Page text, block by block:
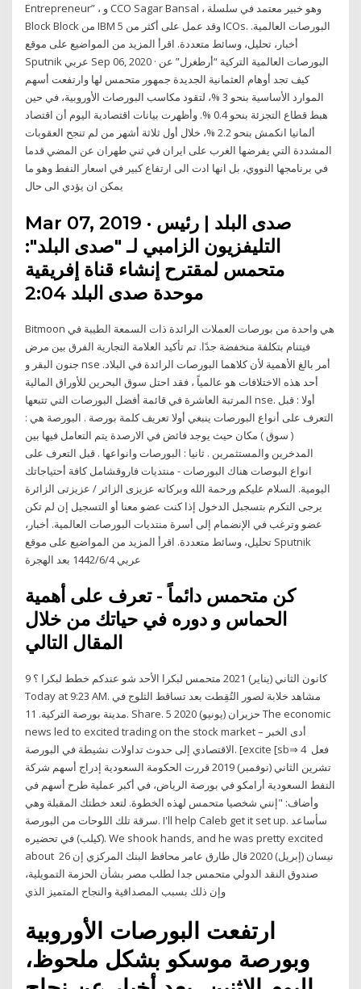
Entrepreneur” ، و CCO Sagar Bansal ، وهو خبير معتمد في سلسلة
Block Block من IBM وقد عمل على أكثر من 5 ICOs. البورصات العالمية.
أخبار، تحليل، وسائط متعددة. اقرأ المزيد من المواضيع على موقع
Sputnik عربي Sep 06, 2020 · البورصات العالمية التركية “أرطغرل” عن
كيف تجد أوهام العثمانية الجديدة جمهور متحمس لها وارتفعت أسهم
الموارد الأساسية بنحو 3 %، لتقود مكاسب البورصات الأوروبية، في حين
هبط قطاع التجزئة بنحو 0.4 %. وأظهرت بيانات اقتصادية اليوم أن اقتصاد
ألمانيا انكمش بنحو 2.2 %، خلال أول ثلاثة أشهر من لم تنجح العقوبات
المشددة التي يفرضها الغرب على ايران في ثني طهران عن المضي قدما
في برنامجها النووي، بل انها ادت الى ارتفاع كبير في اسعار النفط وهو ما
يمكن ان يؤدي الى حال
Mar 07, 2019 · صدى البلد | رئيس
التليفزيون الزامبي لـ "صدى البلد":
متحمس لمقترح إنشاء قناة إفريقية
موحدة صدى البلد 2:04
Bitmoon هي واحدة من بورصات العملات الرائدة ذات السمعة الطيبة في
فيتنام بتكلفة منخفضة جدًا. تم تأكيد العلامة التجارية الفرق بين مرض
جنون البقر و nse أمر بالغ الأهمية لأن كلاهما البورصات الرائدة في البلاد.
أحد هذه الاختلافات هو عالمياً ، فقد احتل سوق البحرين للأوراق المالية
المرتبة العاشرة في قائمة أفضل البورصات التي تتبعها nse. أولا : قبل
التعرف على أنواع البورصات ينبغي أولا تعريف كلمة بورصة . البورصة هي :
( سوق ) مكان حيث يوجد فائض في الارصدة يتم التعامل فيها بين
المدخرين والمستثمرين . ثانيا : البورصات وانواعها . قبل التعرف على
انواع البوصات هناك البورصات - منتديات فاروقشامل كافة أحتياجاتك
اليومية. السلام عليكم ورحمة الله وبركاته عزيزى الزائر / عزيزتى الزائرة
يرجى التكرم بتسجبل الدخول إذا كنت عضو معنا أو التسجيل إن لم تكن
عضو وترغب في الإنضمام إلى أسرة منتديات البورصات العالمية. أخبار،
تحليل، وسائط متعددة. اقرأ المزيد من المواضيع على موقع Sputnik
عربي 4‏‏/6‏‏/1442 بعد الهجرة
كن متحمس دائماً - تعرف على أهمية
الحماس و دوره في حياتك من خلال
المقال التالي
9 كانون الثاني (يناير) 2021 متحمس لبكرا الأحد شو عندكم خطط لبكرا ؟
Today at 9:23 AM. مشاهد خلابة لصور التُقِطت بعد تساقط الثلوج في
مدينة بورصة التركية. 11. Share. 5 حزيران (يونيو) 2020 The economic
news led to excited trading on the stock market – أدى الخبر
الاقتصادي إلى حدوث تداولات نشيطة في البورصة. [excite [sb⇒ فعل 4
تشرين الثاني (نوفمبر) 2019 قررت الحكومة السعودية إدراج أسهم شركة
النفط السعودية أرامكو في بورصة الرياض، في أكبر عملية طرح أسهم في
وأضاف: "إنني شخصيا متحمس لهذه الخطوة. لتعد خطتك المقبلة وهي
سرقة تلك اللوحات من البورصة. I'll help Caleb get it set up. سأساعد
(كيلب) في تحضيره. We shook hands, and he was pretty excited
about 26 نيسان (إبريل) 2020 قال طارق عامر محافظ البنك المركزي إن
صندوق النقد الدولي متحمس جدا لطلب مصر بشأن الحزمة التمويلية،
ارتفعت البورصات الأوروبية
وبورصة موسكو بشكل ملحوظ،